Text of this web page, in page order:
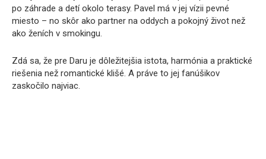
po záhrade a detí okolo terasy. Pavel má v jej vízii pevné
miesto – no skôr ako partner na oddych a pokojný život než
ako ženích v smokingu.
Zdá sa, že pre Daru je dôležitejšia istota, harmónia a praktické
riešenia než romantické klišé. A práve to jej fanúšikov
zaskočilo najviac.